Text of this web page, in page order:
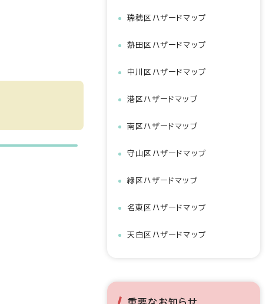
瑞穂区ハザードマップ
熱田区ハザードマップ
中川区ハザードマップ
港区ハザードマップ
南区ハザードマップ
守山区ハザードマップ
緑区ハザードマップ
名東区ハザードマップ
天白区ハザードマップ